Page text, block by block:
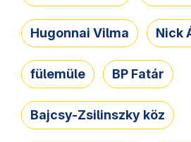
Hugonnai Vilma Nick
fülemüle BP Fatár
Bajcsy-Zsilinszky köz